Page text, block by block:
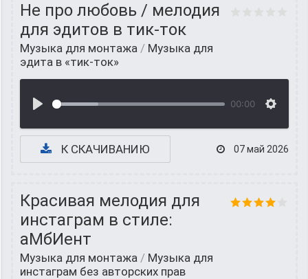
Не про любовь / мелодия
для эдитов в тик-ток
Музыка для монтажа / Музыка для
эдита в «тик-ток»
00:00
К СКАЧИВАНИЮ 07 май 2026
Красивая мелодия для
инстаграм в стиле:
аМбИент
Музыка для монтажа / Музыка для
инстаграм без авторских прав